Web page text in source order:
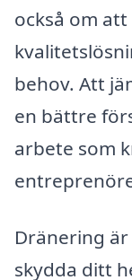
också om
behov. Att
en bättre
arbete som
Dränering
skydda ditt